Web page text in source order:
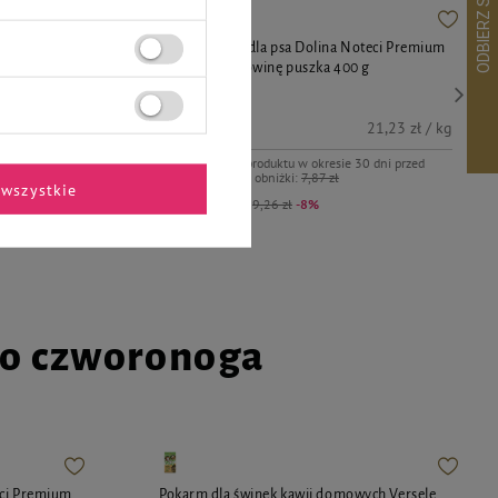
przed
Mokra karma dla psa Dolina Noteci Premium
bogata w wołowinę puszka 400 g
9,26 zł -8%
8,49 zł
Najniższa cena produktu w okresie 30 dni przed
wprowadzeniem obniżki: 7,87 zł
21,23 zł / kg
czworonoga
Premium
Pokarm dla świnek kawii domowych Versele